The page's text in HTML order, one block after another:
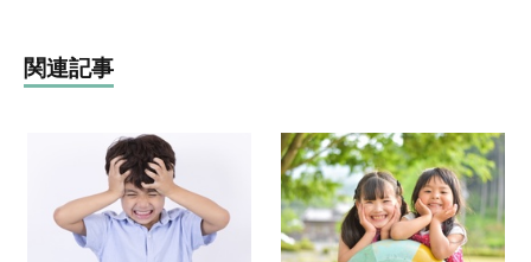
関連記事